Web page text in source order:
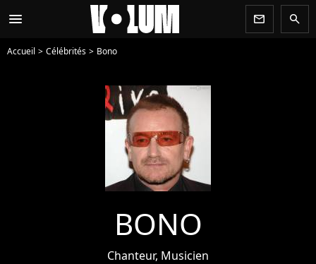
menu newsletter search
Accueil Célébrités Bono
BONO
Chanteur, Musicien